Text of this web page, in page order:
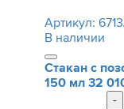
Артикул:
В наличии
Стакан с
150 мл 32
-